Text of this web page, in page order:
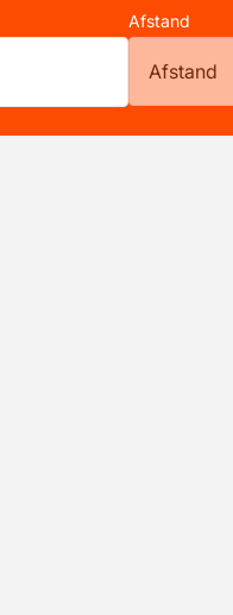
Afstand
Afstand